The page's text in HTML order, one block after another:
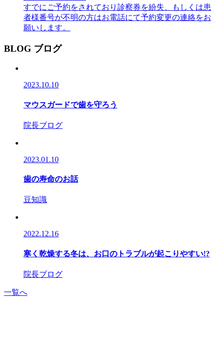
すでにご予約をされており診察券を紛失、もしくは患
者様番号が不明の方はお電話にて予約変更の連絡をお
願いします。
BLOG ブログ
2023.10.10
マウスガードで歯を守ろう
院長ブログ
2023.01.10
歯の寿命のお話
豆知識
2022.12.16
寒く乾燥する冬は、お口のトラブルが起こりやすい!?
院長ブログ
一覧へ